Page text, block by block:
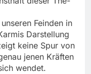
Feinden in
Darstellung
keine Spur von
jenen Kräften
wendet.